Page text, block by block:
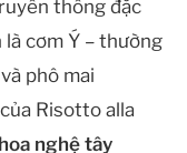
thống đặc
cơm Ý – thường
phô mai
Risotto alla
nghệ tây